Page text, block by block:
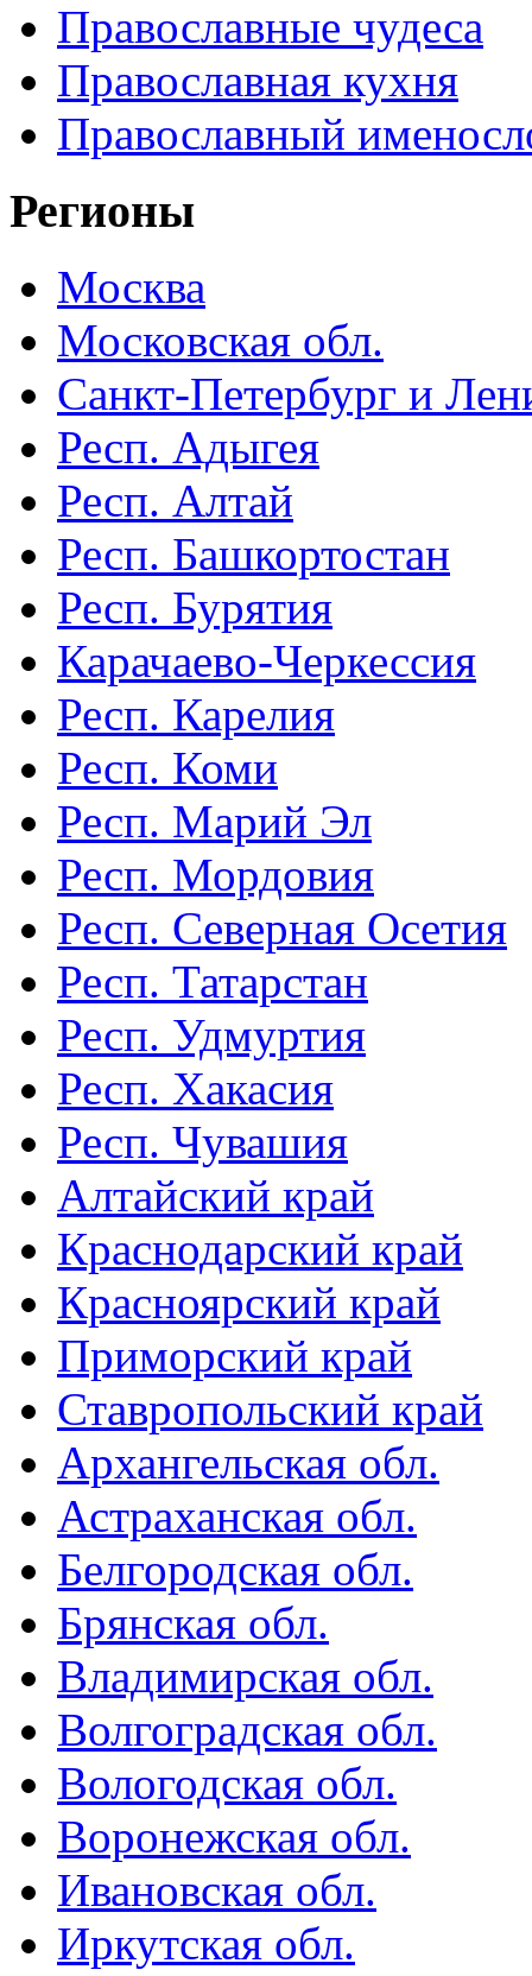
Православные чудеса
Православная кухня
Православный
Регионы
Москва
Московская обл.
Санкт-Петербург и
Респ. Адыгея
Респ. Алтай
Респ. Башкортостан
Респ. Бурятия
Карачаево-Черкессия
Респ. Карелия
Респ. Коми
Респ. Марий Эл
Респ. Мордовия
Респ. Северная Осетия
Респ. Татарстан
Респ. Удмуртия
Респ. Хакасия
Респ. Чувашия
Алтайский край
Краснодарский край
Красноярский край
Приморский край
Ставропольский край
Архангельская обл.
Астраханская обл.
Белгородская обл.
Брянская обл.
Владимирская обл.
Волгоградская обл.
Вологодская обл.
Воронежская обл.
Ивановская обл.
Иркутская обл.